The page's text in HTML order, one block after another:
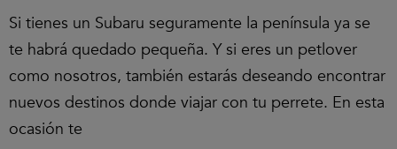
Si tienes un Subaru seguramente la península ya se
te habrá quedado pequeña. Y si eres un petlover
como nosotros, también estarás deseando encontrar
nuevos destinos donde viajar con tu perrete. En esta
ocasión te